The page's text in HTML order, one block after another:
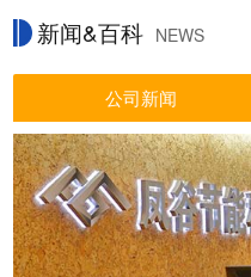
新闻&百科 NEWS
公司新闻